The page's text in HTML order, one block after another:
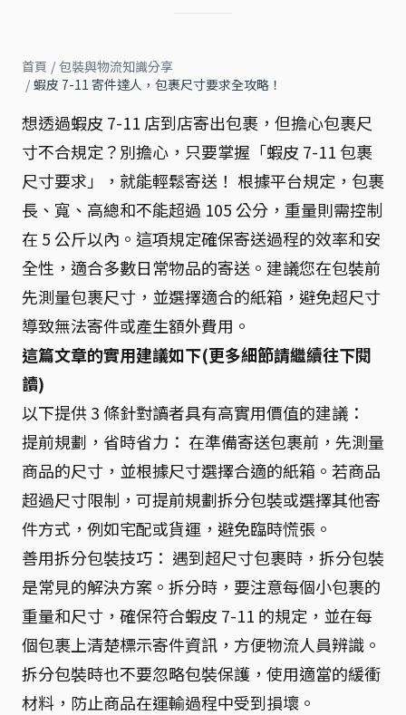
首頁 / 包裝與物流知識分享
/ 蝦皮 7-11 寄件達人，包裹尺寸要求全攻略！
想透過蝦皮 7-11 店到店寄出包裹，但擔心包裹尺
寸不合規定？別擔心，只要掌握「蝦皮 7-11 包裹
尺寸要求」，就能輕鬆寄送！ 根據平台規定，包裹
長、寬、高總和不能超過 105 公分，重量則需控制
在 5 公斤以內。這項規定確保寄送過程的效率和安
全性，適合多數日常物品的寄送。建議您在包裝前
先測量包裹尺寸，並選擇適合的紙箱，避免超尺寸
導致無法寄件或產生額外費用。
這篇文章的實用建議如下(更多細節請繼續往下閱
讀)
以下提供 3 條針對讀者具有高實用價值的建議：
提前規劃，省時省力： 在準備寄送包裹前，先測量
商品的尺寸，並根據尺寸選擇合適的紙箱。若商品
超過尺寸限制，可提前規劃拆分包裝或選擇其他寄
件方式，例如宅配或貨運，避免臨時慌張。
善用拆分包裝技巧： 遇到超尺寸包裹時，拆分包裝
是常見的解決方案。拆分時，要注意每個小包裹的
重量和尺寸，確保符合蝦皮 7-11 的規定，並在每
個包裹上清楚標示寄件資訊，方便物流人員辨識。
拆分包裝時也不要忽略包裝保護，使用適當的緩衝
材料，防止商品在運輸過程中受到損壞。